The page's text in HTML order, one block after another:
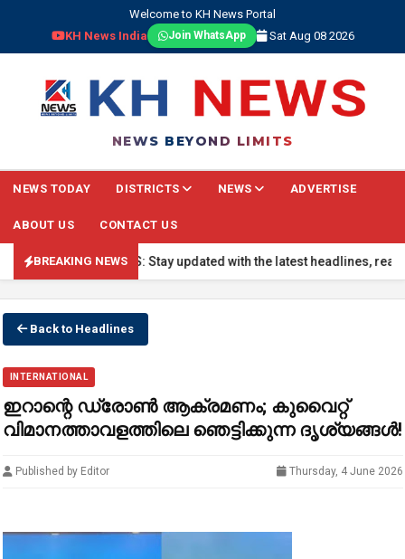
Welcome to KH News Portal
KH News India
Join WhatsApp Sat Aug 08 2026
NEWS BEYOND LIMITS
NEWS TODAY DISTRICTS NEWS ADVERTISE
ABOUT US CONTACT US
BREAKING NEWS
NEWS: Stay updated with the latest headlines, real-
Back to Headlines
INTERNATIONAL
ഇറാന്റെ ‌ഡ്രോൺ ആക്രമണം; കുവൈറ്റ്
വിമാനത്താവളത്തിലെ ഞെട്ടിക്കുന്ന ദൃശ്യങ്ങൾ!
Published by Editor Thursday, 4 June 2026